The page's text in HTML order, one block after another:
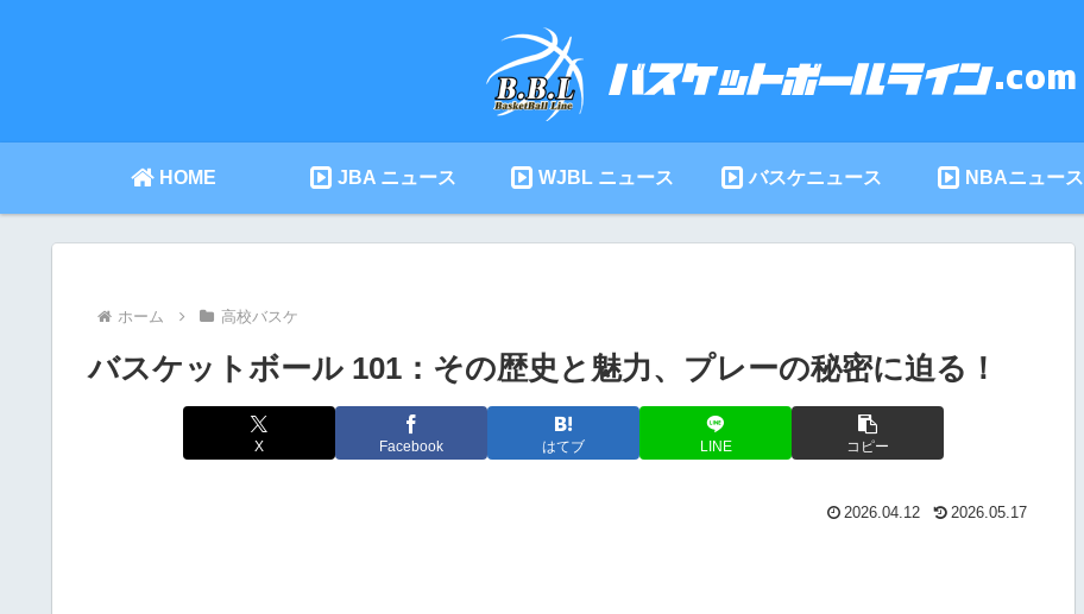
HOME JBA ニュース WJBL ニュース バスケニュース NBAニュース
ホーム 高校バスケ
バスケットボール 101：その歴史と魅力、プレーの秘密に迫る！
X Facebook はてブ LINE コピー
2026.04.12 2026.05.17